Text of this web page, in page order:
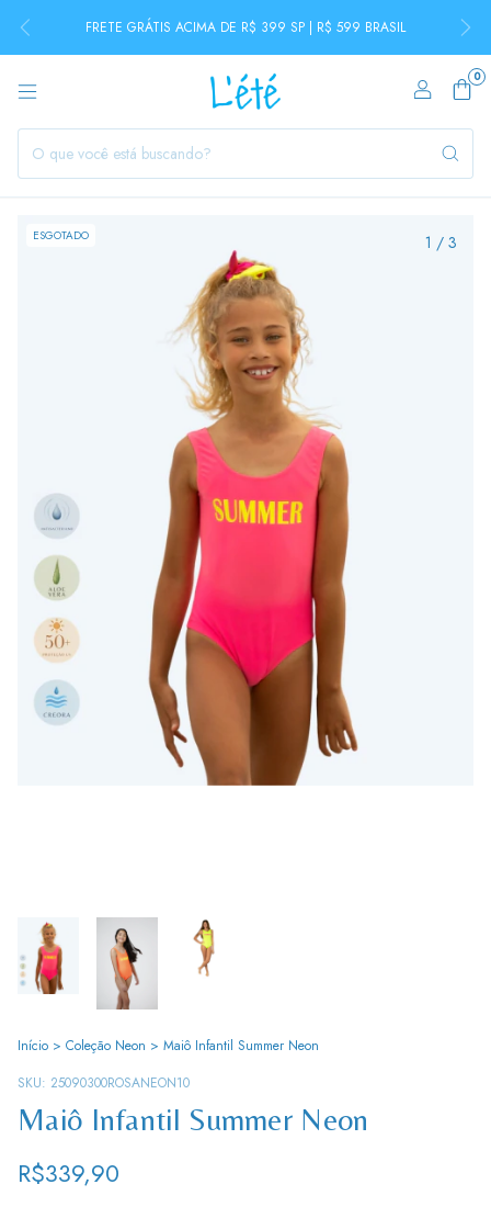
FRETE GRÁTIS ACIMA DE R$ 399 SP | R$ 599 BRASIL
0
ESGOTADO 1 / 3
Início > Coleção Neon > Maiô Infantil Summer Neon
SKU: 25090300ROSANEON10
Maiô Infantil Summer Neon
R$339,90